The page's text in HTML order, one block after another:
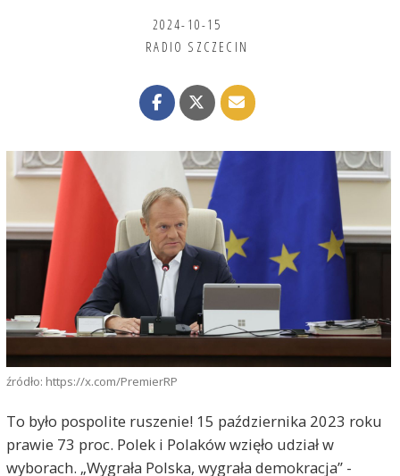
2024-10-15
RADIO SZCZECIN
źródło: https://x.com/PremierRP
To było pospolite ruszenie! 15 października 2023 roku
prawie 73 proc. Polek i Polaków wzięło udział w
wyborach. „Wygrała Polska, wygrała demokracja” -